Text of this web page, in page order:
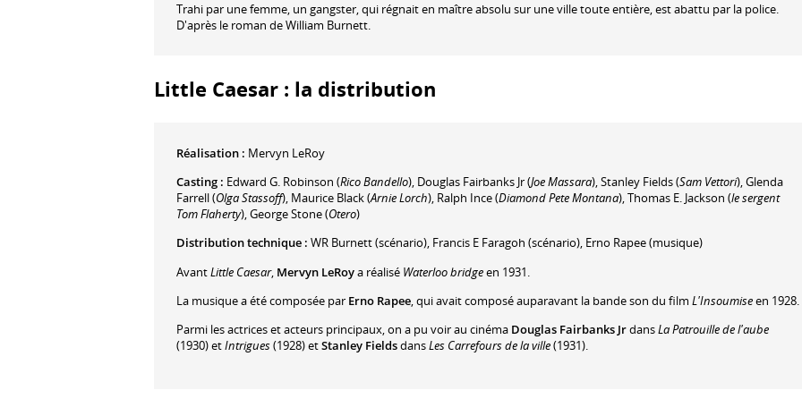
Trahi par une femme, un gangster, qui régnait en maître absolu sur une ville toute entière, est abattu par la police.
D'après le roman de William Burnett.
Little Caesar : la distribution
Réalisation : Mervyn LeRoy
Casting : Edward G. Robinson (Rico Bandello), Douglas Fairbanks Jr(Joe Massara),Stanley Fields(Sam Vettori),Glenda
Farrell(Olga Stassoff), Maurice Black(Arnie Lorch), Ralph Ince(Diamond Pete Montana),Thomas E. Jackson (le sergent
Tom Flaherty),George Stone(Otero)
Distribution technique : WR Burnett(scénario), Francis E Faragoh (scénario), Erno Rapee(musique)
AvantLittle Caesar, Mervyn LeRoya réalisé Waterloo bridgeen 1931.
La musique a été composée par Erno Rapee, qui avait composé auparavant la bande son du film L'Insoumiseen 1928.
Parmi les actrices et acteurs principaux, on a pu voir au cinéma Douglas Fairbanks JrdansLa Patrouille de l'aube
(1930) etIntrigues(1928) etStanley FieldsdansLes Carrefours de la ville(1931).